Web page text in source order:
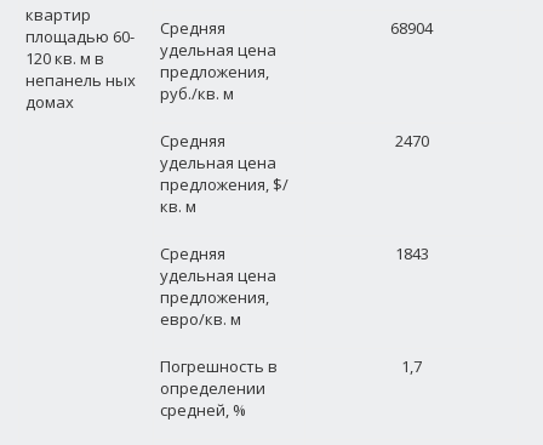
квартир
площадью 60-
120 кв. м в
непанель ных
домах
Средняя
удельная цена
предложения,
руб./кв. м
68904
Средняя
удельная цена
предложения, $/
кв. м
2470
Средняя
удельная цена
предложения,
евро/кв. м
1843
Погрешность в
определении
средней, %
1,7